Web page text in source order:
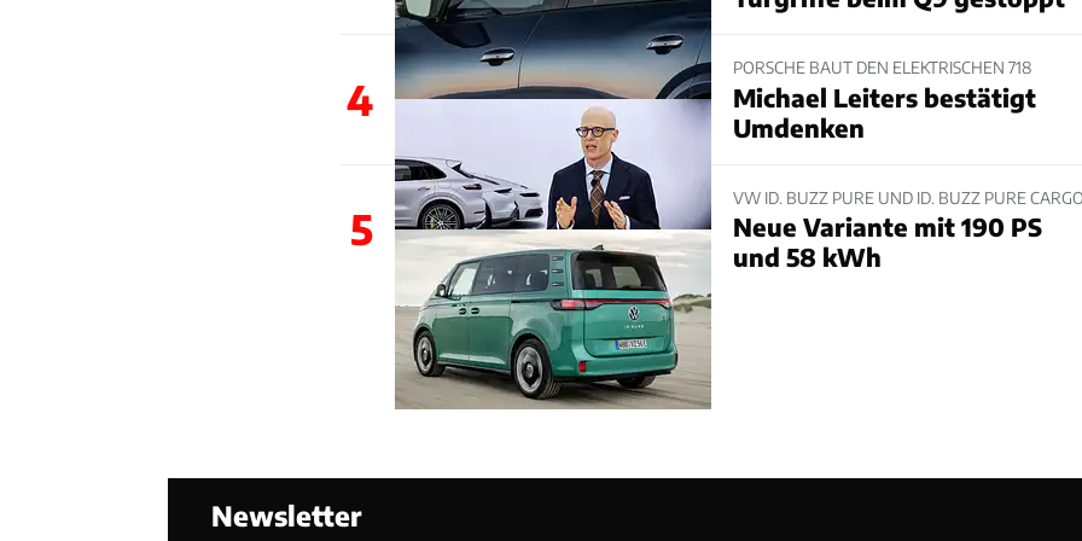
4
PORSCHE BAUT DEN ELEKTRISCHEN 718
Michael Leiters bestätigt
Umdenken
5
VW ID. BUZZ PURE UND ID. BUZZ PURE
Neue Variante mit 190 PS
und 58 kWh
Newsletter